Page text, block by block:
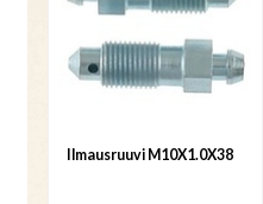
Ilmausruuvi M10X1.0X38